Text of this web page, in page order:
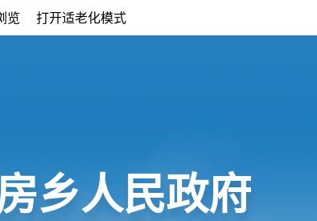
览 打开适老化模式
乡人民政府